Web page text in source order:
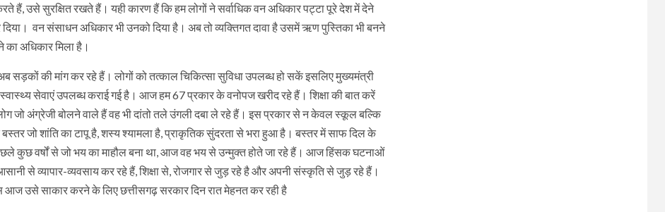
हैं, उसे सुरक्षित रखते हैं। यही कारण हैं कि हम लोगों ने सर्वाधिक वन अधिकार पट्टा पूरे देश में देने
दिया। वन संसाधन अधिकार भी उनको दिया है। अब तो व्यक्तिगत दावा है उसमें ऋण पुस्तिका भी बनने
अधिकार मिला है।
सड़कों की मांग कर रहे हैं। लोगों को तत्काल चिकित्सा सुविधा उपलब्ध हो सकें इसलिए मुख्यमंत्री
सेवाएं उपलब्ध कराई गई है। आज हम 67 प्रकार के वनोपज खरीद रहे हैं। शिक्षा की बात करें
जो अंग्रेजी बोलने वाले हैं वह भी दांतो तले उंगली दबा ले रहे हैं। इस प्रकार से न केवल स्कूल बल्कि
जो शांति का टापू है, शस्य श्यामला है, प्राकृतिक सुंदरता से भरा हुआ है। बस्तर में साफ दिल के
कुछ वर्षों से जो भय का माहौल बना था, आज वह भय से उन्मुक्त होते जा रहे हैं। आज हिंसक घटनाओं
से व्यापार-व्यवसाय कर रहे हैं, शिक्षा से, रोजगार से जुड़ रहे है और अपनी संस्कृति से जुड़ रहे हैं।
आज उसे साकार करने के लिए छत्तीसगढ़ सरकार दिन रात मेहनत कर रही है